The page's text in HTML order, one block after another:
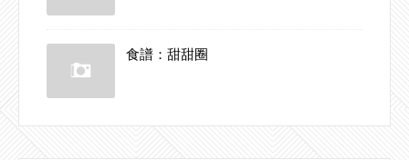
食譜：甜甜圈